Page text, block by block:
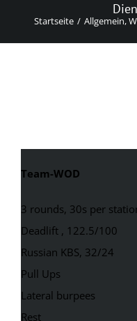
Startseite Allgemein
Team-WOD
3 rounds, 30s per
Deadlift , 122.5/100
Russian KBS, 32/24
Pull Ups
Lateral burpees
Rest